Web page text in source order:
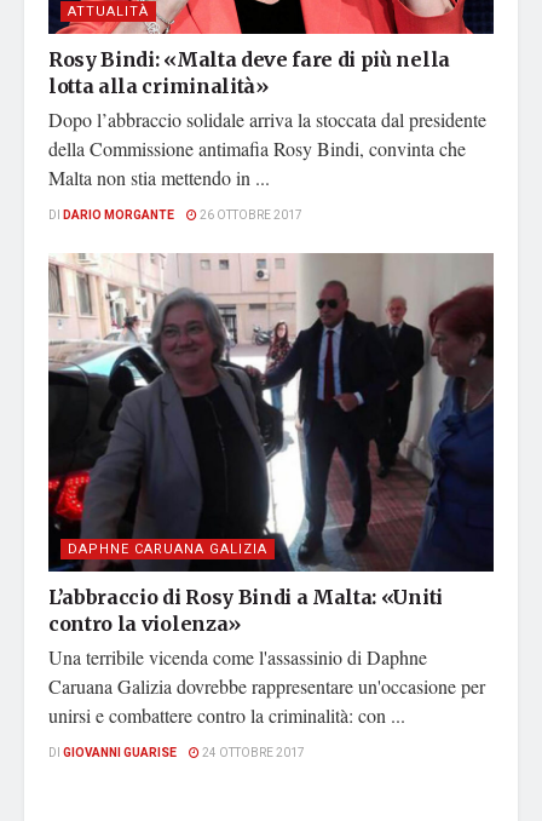
ATTUALITÀ
Rosy Bindi: «Malta deve fare di più nella
lotta alla criminalità»
Dopo l’abbraccio solidale arriva la stoccata dal presidente
della Commissione antimafia Rosy Bindi, convinta che
Malta non stia mettendo in ...
DI DARIO MORGANTE 26 OTTOBRE 2017
DAPHNE CARUANA GALIZIA
L’abbraccio di Rosy Bindi a Malta: «Uniti
contro la violenza»
Una terribile vicenda come l'assassinio di Daphne
Caruana Galizia dovrebbe rappresentare un'occasione per
unirsi e combattere contro la criminalità: con ...
DI GIOVANNI GUARISE 24 OTTOBRE 2017